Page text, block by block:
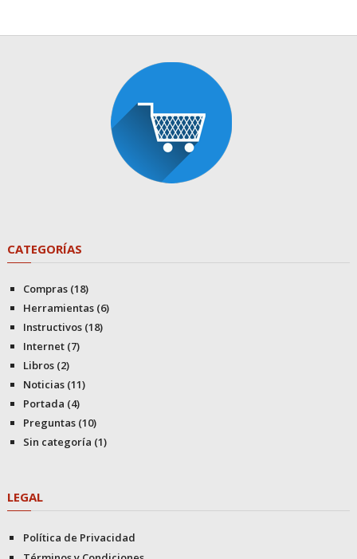
CATEGORÍAS
Compras(18)
Herramientas(6)
Instructivos(18)
Internet(7)
Libros(2)
Noticias(11)
Portada (4)
Preguntas(10)
Sin categoría (1)
LEGAL
Política de Privacidad